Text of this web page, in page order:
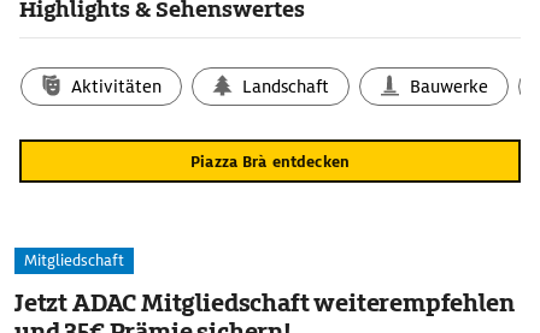
Highlights & Sehenswertes
Aktivitäten Landschaft Bauwerke
Piazza Brà entdecken
Mitgliedschaft
Jetzt ADAC Mitgliedschaft weiterempfehlen